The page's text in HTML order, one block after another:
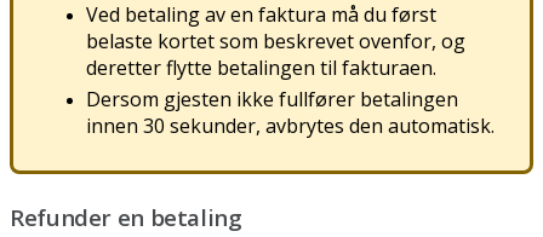
Ved betalingaven faktura må du først
belaste kortetsom beskrevetovenfor, og
deretterflytte betalingen til fakturaen.
Dersom gjesten ikke fullfører betalingen
innen 30 sekunder, avbrytes den automatisk.
Refunder en betaling